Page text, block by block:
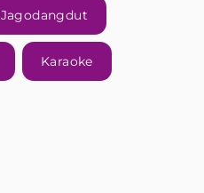
Jagodangdut
Karaoke